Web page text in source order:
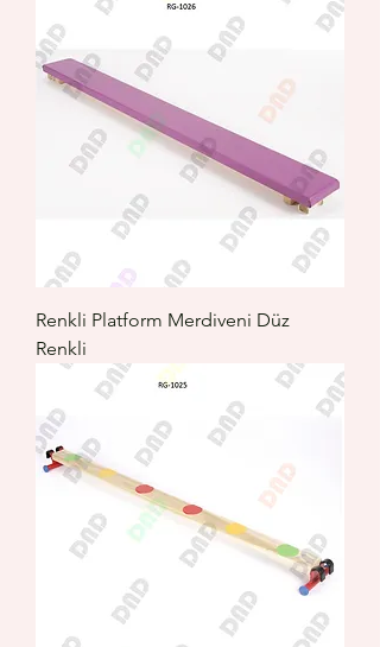
Renkli Platform Merdiveni Düz
Renkli